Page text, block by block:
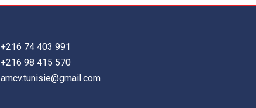
+216 74 403 991
+216 98 415 570
amcv.tunisie@gmail.com